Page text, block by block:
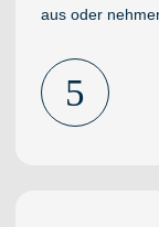
aus oder
5